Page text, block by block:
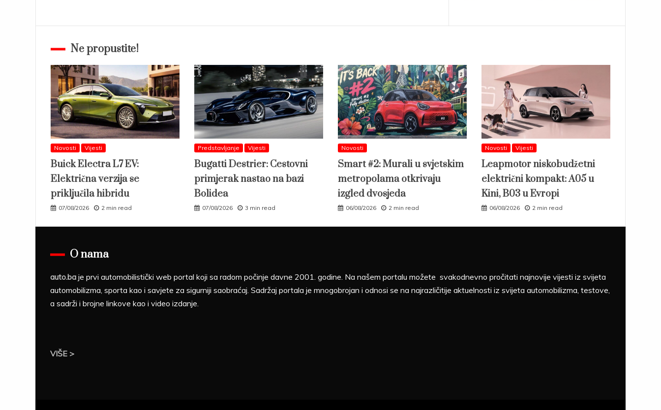
Ne propustite!
Novosti Vijesti
Buick Electra L7 EV:
Električna verzija se
priključila hibridu
07/08/2026 2 min read
Predstavljanje Vijesti
Bugatti Destrier: Cestovni
primjerak nastao na bazi
Bolidea
07/08/2026 3 min read
Novosti
Smart #2: Murali u svjetskim
metropolama otkrivaju
izgled dvosjeda
06/08/2026 2 min read
Novosti Vijesti
Leapmotor niskobudžetni
električni kompakt: A05 u
Kini, B03 u Evropi
06/08/2026 2 min read
O nama
auto.ba je prvi automobilistički web portal koji sa radom počinje davne 2001. godine. Na našem portalu možete svakodnevno pročitati najnovije vijesti iz svijeta
automobilizma, sporta kao i savjete za sigurniji saobraćaj. Sadržaj portala je mnogobrojan i odnosi se na najrazličitije aktuelnosti iz svijeta automobilizma, testove,
a sadrži i brojne linkove kao i video izdanje.
VIŠE >